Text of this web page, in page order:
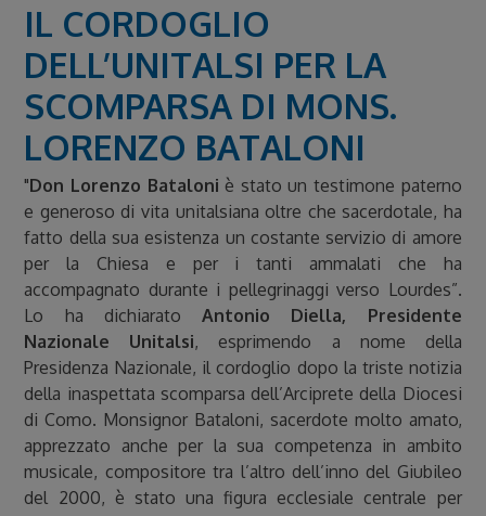
IL CORDOGLIO
DELL’UNITALSI PER LA
SCOMPARSA DI MONS.
LORENZO BATALONI
"Don Lorenzo Bataloni è stato un testimone paterno
e generoso di vita unitalsiana oltre che sacerdotale, ha
fatto della sua esistenza un costante servizio di amore
per la Chiesa e per i tanti ammalati che ha
accompagnato durante i pellegrinaggi verso Lourdes”.
Lo ha dichiaratoAntonio Diella, Presidente
Nazionale Unitalsi, esprimendo a nome della
Presidenza Nazionale, il cordoglio dopo la triste notizia
della inaspettata scomparsa dell’Arciprete della Diocesi
di Como. Monsignor Bataloni, sacerdote molto amato,
apprezzato anche per la sua competenza in ambito
musicale, compositore tra l’altro dell’inno del Giubileo
del 2000, è stato una figura ecclesiale centrale per